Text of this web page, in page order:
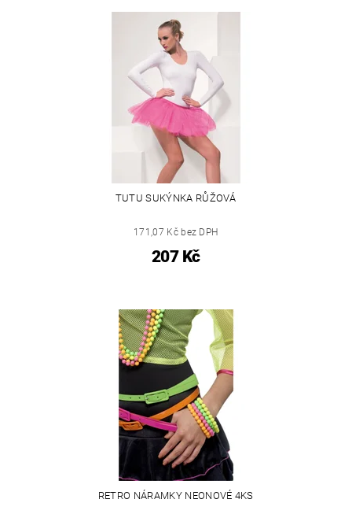
TUTU SUKÝNKA RŮŽOVÁ
171,07 Kč bez DPH
207 Kč
RETRO NÁRAMKY NEONOVÉ 4KS